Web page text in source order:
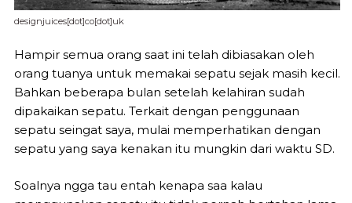
designjuices[dot]co[dot]uk
Hampir semua orang saat ini telah dibiasakan oleh
orang tuanya untuk memakai sepatu sejak masih kecil.
Bahkan beberapa bulan setelah kelahiran sudah
dipakaikan sepatu. Terkait dengan penggunaan
sepatu seingat saya, mulai memperhatikan dengan
sepatu yang saya kenakan itu mungkin dari waktu SD.
Soalnya ngga tau entah kenapa saa kalau